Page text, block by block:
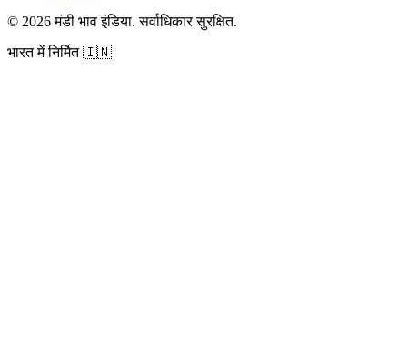
© 2026 मंडी भाव इंडिया.सर्वाधिकार सुरक्षित.
भारत में निर्मित🇮🇳